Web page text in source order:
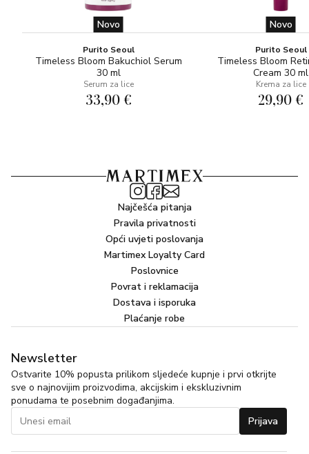
Novo
Purito Seoul
Timeless Bloom Bakuchiol Serum
30 ml
Serum za lice
33,90 €
Novo
Purito Seoul
Timeless Bloom
Cream 30 ml
Krema za lice
29,90 €
Najčešća pitanja
Pravila privatnosti
Opći uvjeti poslovanja
Martimex Loyalty Card
Poslovnice
Povrat i reklamacija
Dostava i isporuka
Plaćanje robe
Newsletter
Ostvarite 10% popusta prilikom sljedeće kupnje i prvi otkrijte
sve o najnovijim proizvodima, akcijskim i ekskluzivnim
ponudama te posebnim događanjima.
Prijava